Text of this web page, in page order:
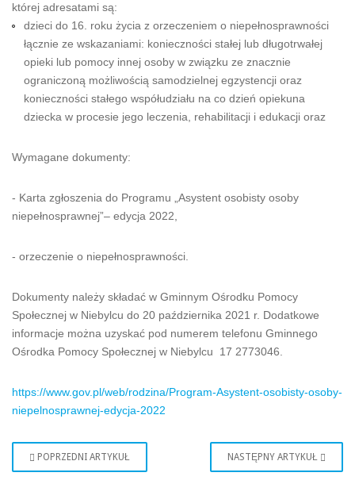
której adresatami są:
dzieci do 16. roku życia z orzeczeniem o niepełnosprawności
łącznie ze wskazaniami: konieczności stałej lub długotrwałej
opieki lub pomocy innej osoby w związku ze znacznie
ograniczoną możliwością samodzielnej egzystencji oraz
konieczności stałego współudziału na co dzień opiekuna
dziecka w procesie jego leczenia, rehabilitacji i edukacji oraz
Wymagane dokumenty:
- Karta zgłoszenia do Programu „Asystent osobisty osoby
niepełnosprawnej”– edycja 2022,
- orzeczenie o niepełnosprawności.
Dokumenty należy składać w Gminnym Ośrodku Pomocy
Społecznej w Niebylcu do 20 października 2021 r. Dodatkowe
informacje można uzyskać pod numerem telefonu Gminnego
Ośrodka Pomocy Społecznej w Niebylcu 17 2773046.
https://www.gov.pl/web/rodzina/Program-Asystent-osobisty-osoby-
niepelnosprawnej-edycja-2022
POPRZEDNI ARTYKUŁ NASTĘPNY ARTYKUŁ